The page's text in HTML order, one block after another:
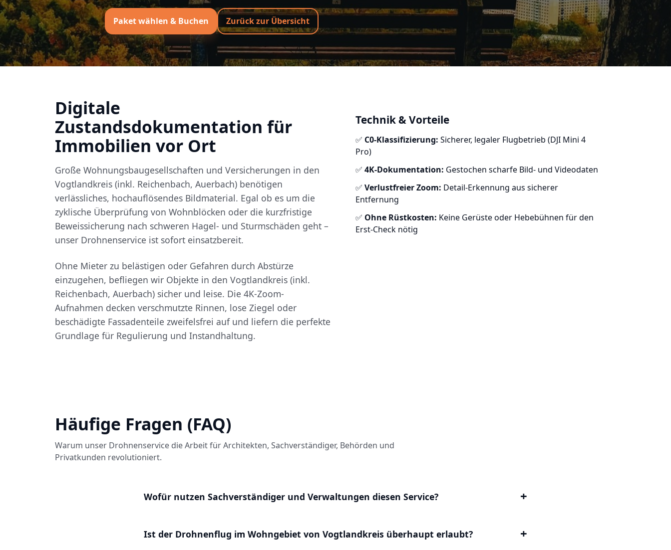
Paket wählen & Buchen Zurück zur Übersicht
Digitale
Zustandsdokumentation für
Immobilien vor Ort
Große Wohnungsbaugesellschaften und Versicherungen in den
Vogtlandkreis (inkl. Reichenbach, Auerbach) benötigen
verlässliches, hochauflösendes Bildmaterial. Egal ob es um die
zyklische Überprüfung von Wohnblöcken oder die kurzfristige
Beweissicherung nach schweren Hagel- und Sturmschäden geht –
unser Drohnenservice ist sofort einsatzbereit.
Ohne Mieter zu belästigen oder Gefahren durch Abstürze
einzugehen, befliegen wir Objekte in den Vogtlandkreis (inkl.
Reichenbach, Auerbach) sicher und leise. Die 4K-Zoom-
Aufnahmen decken verschmutzte Rinnen, lose Ziegel oder
beschädigte Fassadenteile zweifelsfrei auf und liefern die perfekte
Grundlage für Regulierung und Instandhaltung.
Technik & Vorteile
✅ C0-Klassifizierung: Sicherer, legaler Flugbetrieb (DJI Mini 4
Pro)
✅ 4K-Dokumentation: Gestochen scharfe Bild- und Videodaten
✅ Verlustfreier Zoom: Detail-Erkennung aus sicherer
Entfernung
✅ Ohne Rüstkosten: Keine Gerüste oder Hebebühnen für den
Erst-Check nötig
Häufige Fragen (FAQ)
Warum unser Drohnenservice die Arbeit für Architekten, Sachverständiger, Behörden und
Privatkunden revolutioniert.
Wofür nutzen Sachverständiger und Verwaltungen diesen Service?
Ist der Drohnenflug im Wohngebiet von Vogtlandkreis überhaupt erlaubt?